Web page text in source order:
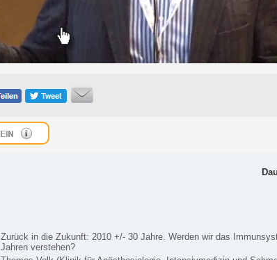
Zurück in die Zukunft: 2010 +/- 30 Jahre. Werden wir das
Jahren verstehen?